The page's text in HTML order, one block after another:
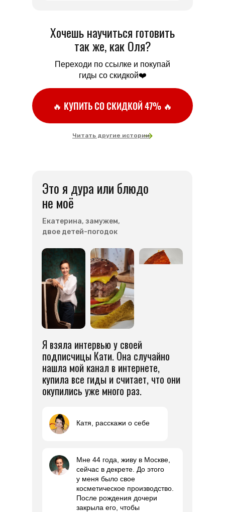
Хочешь научиться готовить
так же, как Оля?
Переходи по ссылке и покупай
гиды со скидкой❤️
🔥 КУПИТЬ СО СКИДКОЙ 47% 🔥
Читать другие истории
Я взяла интервью у своей
подписчицы Кати. Она случайно
нашла мой канал в интернете,
купила все гиды и считает, что они
окупились уже много раз.
Это я дура или блюдо
не моё
Екатерина, замужем,
двое детей-погодок
Катя, расскажи о себе
Мне 44 года, живу в Москве,
сейчас в декрете. До этого
у меня было свое
косметическое производство.
После рождения дочери
закрыла его, чтобы